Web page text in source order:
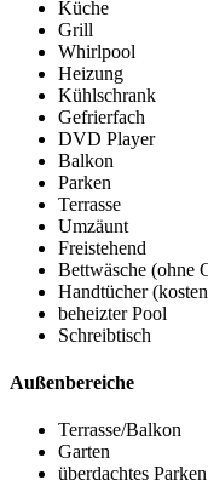
Küche
Grill
Whirlpool
Heizung
Kühlschrank
Gefrierfach
DVD Player
Balkon
Parken
Terrasse
Umzäunt
Freistehend
Bettwäsche (ohne
Handtücher
beheizter Pool
Schreibtisch
Außenbereiche
Terrasse/Balkon
Garten
überdachtes Parken